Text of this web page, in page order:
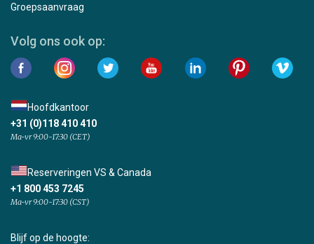
Groepsaanvraag
Volg ons ook op:
Hoofdkantoor
+31 (0)118 410 410
Ma-vr 9:00-17:30 (CET)
Reserveringen VS & Canada
+1 800 453 7245
Ma-vr 9:00-17:30 (CST)
Blijf op de hoogte: